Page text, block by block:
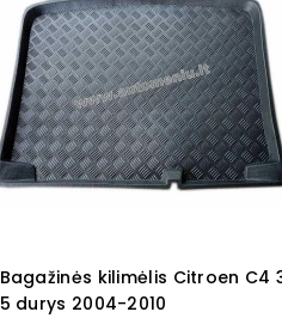
Bagažinės kilimėlis Citroen C4
5 durys 2004-2010